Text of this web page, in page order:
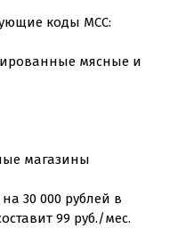
коды MCC:
мясные и
магазины
30 000 рублей в
99 руб./мес.